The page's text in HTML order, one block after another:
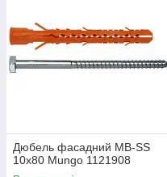
Дюбель фасадний MB-SS
10х80 Mungo 1121908